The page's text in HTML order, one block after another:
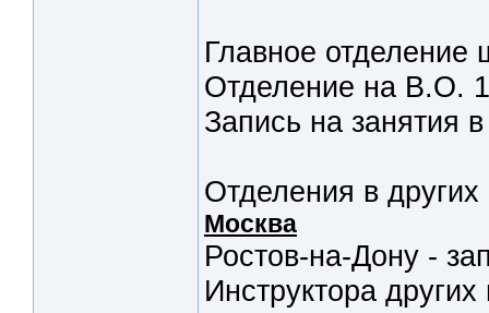
Главное
Отделение на В.О.
Запись на занятия
Отделения в других
Москва
Ростов-на-Дону -
Инструктора